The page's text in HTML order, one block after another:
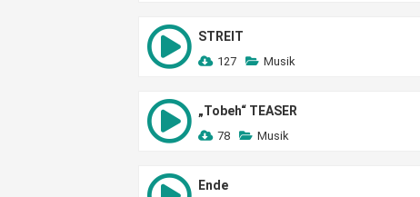
STREIT
127 Musik
„Tobeh“ TEASER
78 Musik
Ende